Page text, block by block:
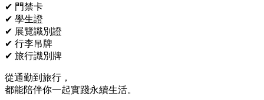
✔ 門禁卡
✔ 學生證
✔ 展覽識別證
✔ 行李吊牌
✔ 旅行識別牌
從通勤到旅行，
都能陪伴你一起實踐永續生活。